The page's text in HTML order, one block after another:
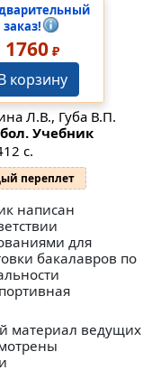
заказ!
1760₽
корзину
Л.В., Губа В.П.
Учебник
с.
переплет
написан
для
бакалавров по
материал ведущих